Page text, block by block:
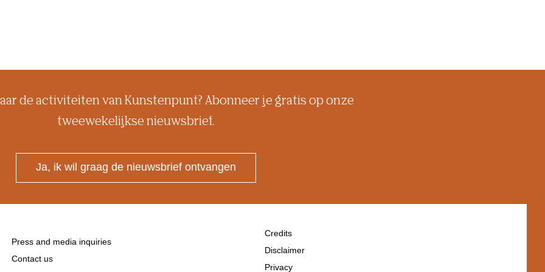
de activiteiten van Kunstenpunt? Abonneer je gratis op onze
tweewekelijkse nieuwsbrief.
Ja, ik wil graag de nieuwsbrief ontvangen
Press and media inquiries
Contact us
Credits
Disclaimer
Privacy